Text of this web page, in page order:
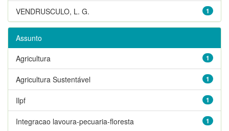
1
VENDRUSCULO, L. G.
Assunto
1
Agricultura
1
Agricultura Sustentável
1
Ilpf
1
Integracao lavoura-pecuaria-floresta